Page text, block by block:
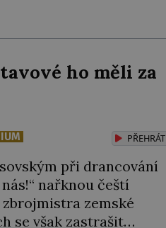
těla dávných lidí
přičítají
ho měli za
PŘEHRÁT
při drancování
nařknou čeští
zemské
se však zastrašit